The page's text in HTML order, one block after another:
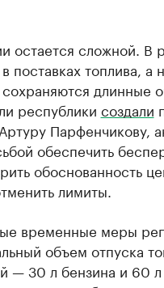
остается сложной. В
поставках топлива, а
длинные
республики создали
Парфенчикову,
обеспечить
обоснованность
лимиты.
временные меры
объем отпуска
— 30 л бензина и 60 л